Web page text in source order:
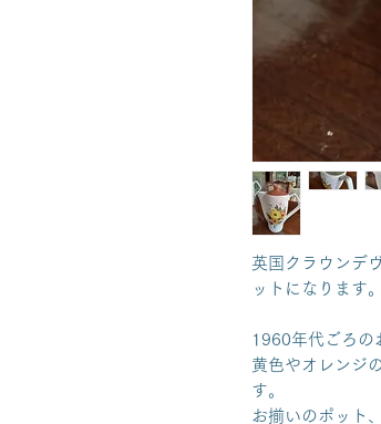
英国クラウンデ
ットになります
1960年代ごろの
黄色やオレンジ
す。
お揃いのポット